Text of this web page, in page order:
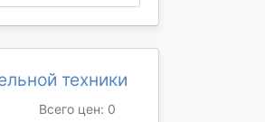
техники
Всего цен: 0